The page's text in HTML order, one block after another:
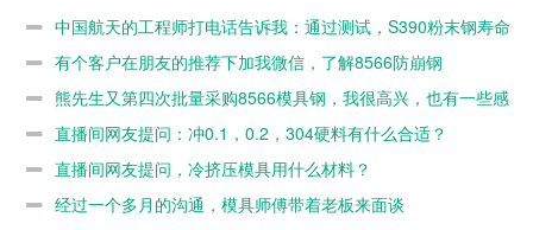
试，S390粉
8566
8566防崩钢
钢，我很高
感悟
有什么合适？
中国航天的工程师打电话告诉我：通过测试，S390粉末钢寿命
不如8566
有个客户在朋友的推荐下加我微信，了解8566防崩钢
熊先生又第四次批量采购8566模具钢，我很高兴，也有一些感
悟 直播间网友提问：冲0.1，0.2，304硬料有什么合适？
直播间网友提问，冷挤压模具用什么材料？
经过一个多月的沟通，模具师傅带着老板来面谈